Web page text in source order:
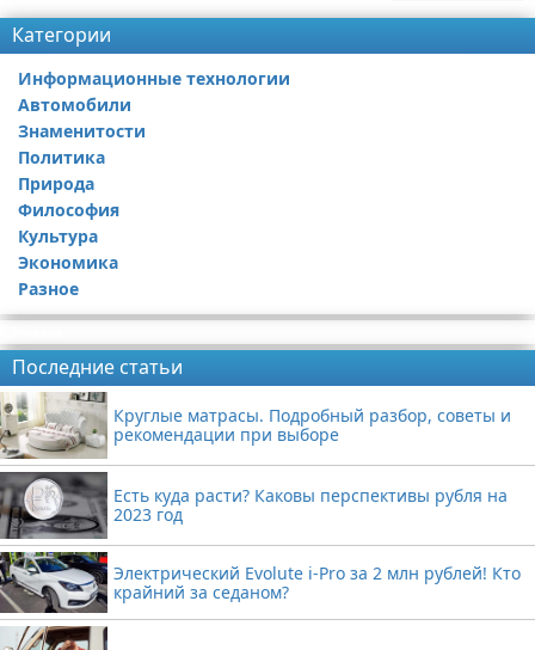
Категории
Информационные технологии
Автомобили
Знаменитости
Политика
Природа
Философия
Культура
Экономика
Разное
Последние статьи
Круглые матрасы. Подробный разбор, советы и
рекомендации при выборе
Есть куда расти? Каковы перспективы рубля на
2023 год
Электрический Evolute i-Pro за 2 млн рублей! Кто
крайний за седаном?